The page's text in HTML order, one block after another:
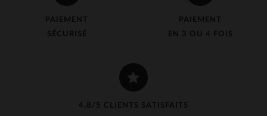
PAIEMENT
SÉCURISÉ
PAIEMENT
EN 3 OU 4 FOIS
4,8/5 CLIENTS SATISFAITS